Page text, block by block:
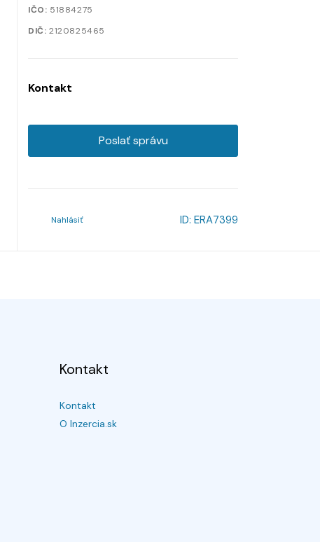
IČO: 51884275
DIČ: 2120825465
Kontakt
Poslať správu
Nahlásiť ID: ERA7399
Kontakt
Kontakt
O Inzercia.sk